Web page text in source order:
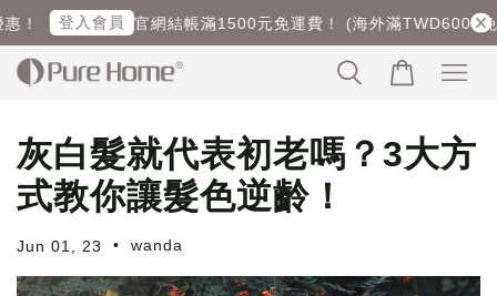
！ 登入會員 官網結帳滿1500元免運費！ (海外滿TWD6000免
灰白髮就代表初老嗎？3大方
式教你讓髮色逆齡！
Jun 01, 23 • wanda